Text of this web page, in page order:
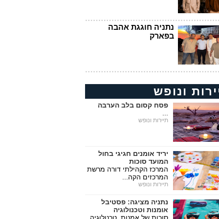
נתניה חוגגת אהבה
בפארק
ונופש
פסח קסום בלב הערבה
תיירות ונופש
יריד אומנים חגיגי בחול
המועד סוכות
המרכז הקהילתי דורה מרשת
המרכזים הקה...
תיירות ונופש
נתניה מציגה: פסטיבל
אומנות וטכנולוגיה